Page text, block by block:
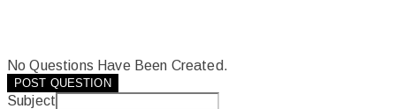
No Questions Have Been Created.
POST QUESTION
Subject